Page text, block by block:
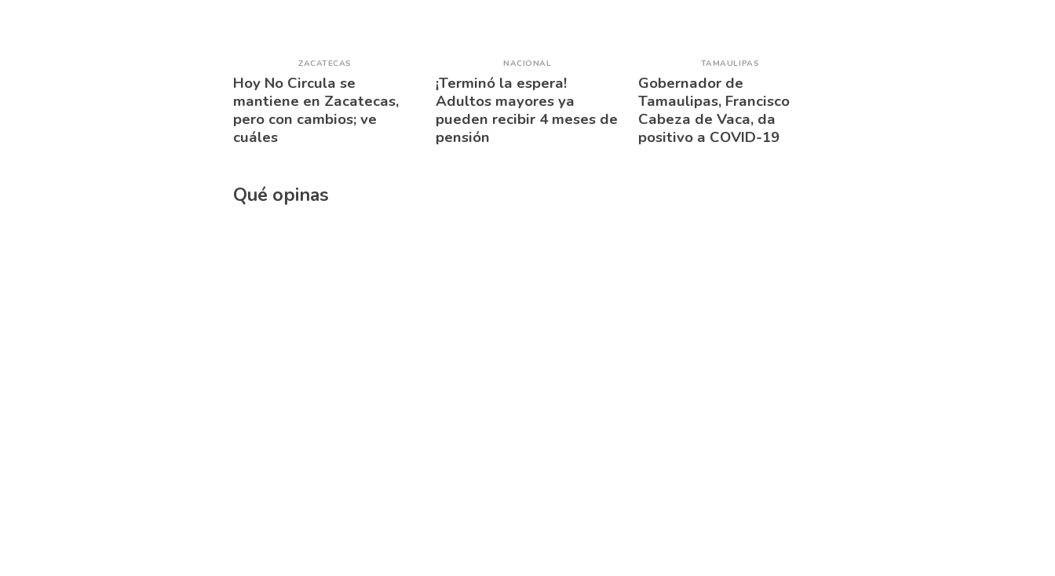
ZACATECAS
Hoy No Circula se
mantiene en Zacatecas,
pero con cambios; ve
cuáles
NACIONAL
¡Terminó la espera!
Adultos mayores ya
pueden recibir 4 meses de
pensión
TAMAULIPAS
Gobernador de
Tamaulipas, Francisco
Cabeza de Vaca, da
positivo a COVID-19
Qué opinas